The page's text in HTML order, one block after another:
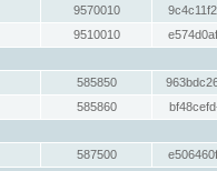
9570010
9510010
585850
585860
587500